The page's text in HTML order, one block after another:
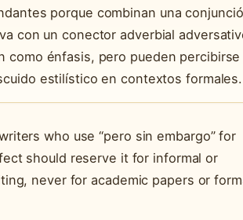
porque combinan una
con un conector adverbial
como énfasis, pero pueden percibirse
estilístico en contextos formales.
who use “pero sin embargo” for
should reserve it for informal or
never for academic papers or